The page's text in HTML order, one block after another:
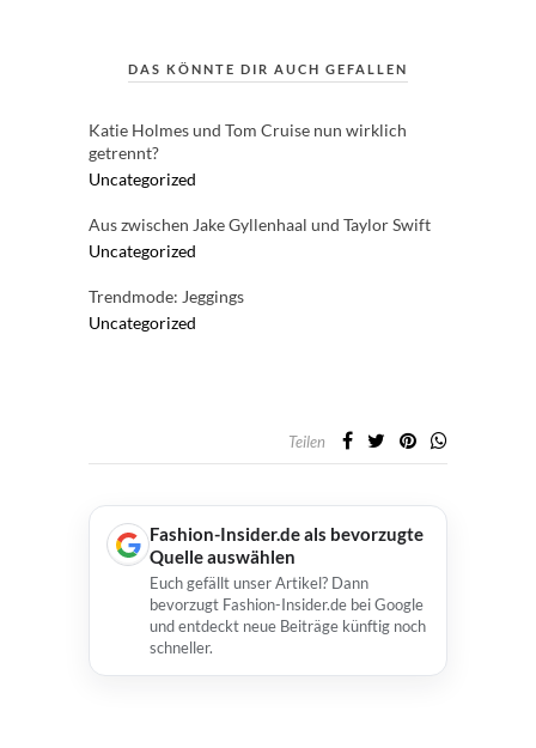
DAS KÖNNTE DIR AUCH GEFALLEN
Katie Holmes und Tom Cruise nun wirklich
getrennt?
Uncategorized
Aus zwischen Jake Gyllenhaal und Taylor Swift
Uncategorized
Trendmode: Jeggings
Uncategorized
Teilen
Fashion-Insider.de als bevorzugte
Quelle auswählen
Euch gefällt unser Artikel? Dann
bevorzugt Fashion-Insider.de bei Google
und entdeckt neue Beiträge künftig noch
schneller.